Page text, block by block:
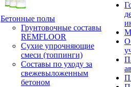
Бетонные полы
Грунтовочные составы
REMFLOOR
Сухие упрочняющие
смеси (топпинги)
Составы по уходу за
свежевыложенным
бетоном